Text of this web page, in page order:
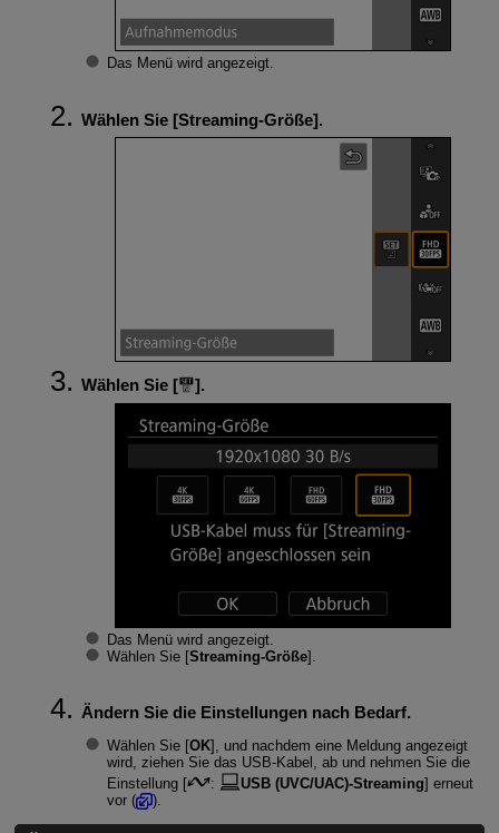
Das Menü wird angezeigt.
Wählen Sie [Streaming-Größe].
Wählen Sie [ ].
Das Menü wird angezeigt.
Wählen Sie [Streaming-Größe].
Ändern Sie die Einstellungen nach Bedarf.
Wählen Sie [OK], und nachdem eine Meldung angezeigt
wird, ziehen Sie das USB-Kabel, ab und nehmen Sie die
Einstellung [
: USB (UVC/UAC)-Streaming] erneut
vor (
).